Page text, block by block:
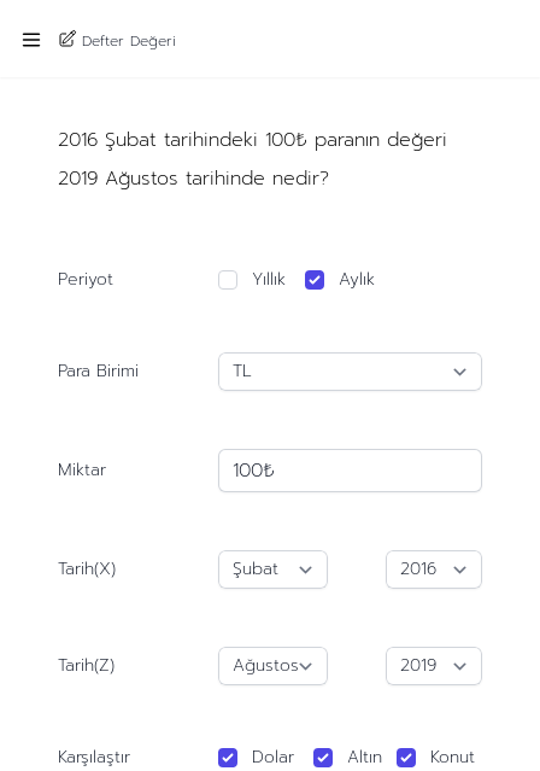
Defter Değeri
2016 Şubat tarihindeki 100₺ paranın değeri
2019 Ağustos tarihinde nedir?
Periyot Yıllık Aylık
Para Birimi
Miktar
Tarih(X)
Tarih(Z)
Karşılaştır Dolar Altın
Konut